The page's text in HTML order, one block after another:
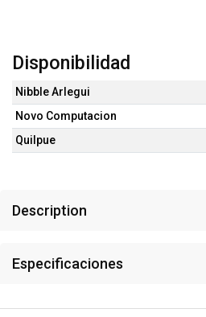
Disponibilidad
Nibble Arlegui
Novo Computacion
Quilpue
Description
Especificaciones